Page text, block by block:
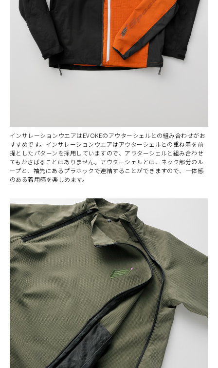
インサレーションウエアはEVOKEのアウターシェルとの組み合わせがお
すすめです。インサレーションウエアはアウターシェルとの重ね着を前
提としたパターンを採用していますので、アウターシェルと組み合わせ
てもかさばることはありません。アウターシェルとは、ネック部分のル
ープと、袖先にあるプラホックで連結することができますので、一体感
のある着用感を楽しめます。